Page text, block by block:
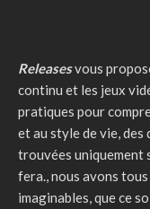
Releasesvous
continu et les jeux
pratiques pour
et au style de vie,
trouvées uniquement
fera., nous avons
imaginables, que ce